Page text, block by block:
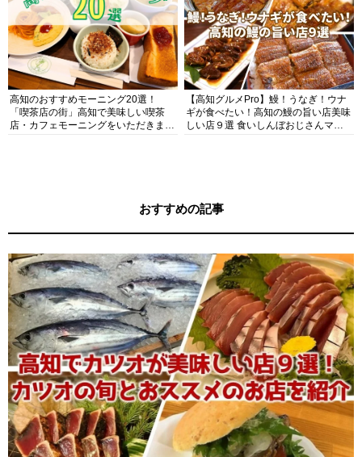
高知のおすすめモーニング20選！
「喫茶店の街」高知で美味しい喫茶
店・カフェモーニングをいただきま
【高知グルメPro】鰻！うなぎ！ウナ
ギが食べたい！高知の鰻の旨い店美味
しい店９選 食いしんぼおじさんマッ
おすすめの記事